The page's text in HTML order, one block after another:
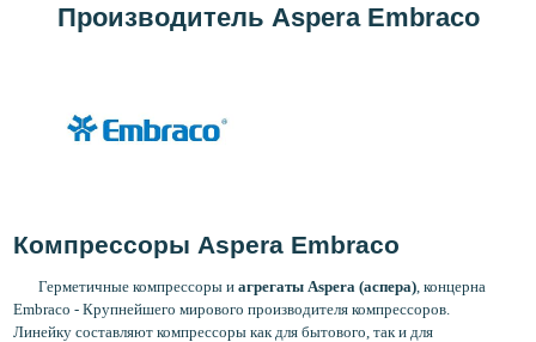
Производитель Aspera Embraco
Компрессоры Aspera Embraco
Герметичные компрессоры иагрегаты Aspera (аспера), концерна
Embraco - Крупнейшего мирового производителя компрессоров.
Линейку составляют компрессоры как для бытового, так и для